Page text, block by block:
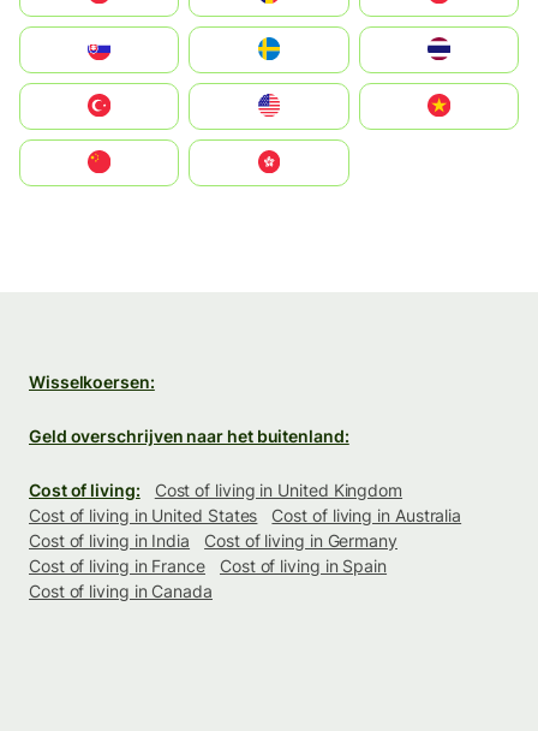
United States
中國香港特別行政區
Wisselkoersen:
Geld overschrijven naar het buitenland:
Cost of living:
Cost of living in United Kingdom
Cost of living in United States
Cost of living in Australia
Cost of living in India
Cost of living in Germany
Cost of living in France
Cost of living in Spain
Cost of living in Canada